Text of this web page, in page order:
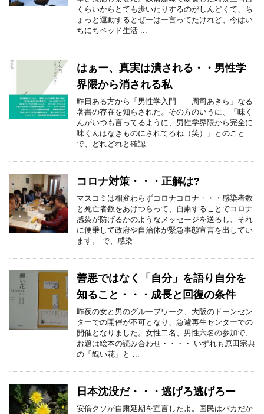
くらいからとても歩いたりするのがしんどくて、ち
ょっと運動するとぜーはー言ってたけれど、今はい
ちにちベッド生活 ...
はぁー、真実は潰される・・男性学
界隈から消される私
昨日ある方から「男性学入門 周司あきら」なる
著書の存在を知らされた。その方のいうに、「味く
んがいつも言ってるように、男性学界隈から完全に
味くんはなきものにされてるね（笑）」とのこと
で、どれどれと確認 ...
コロナ対策・・・正解は?
マスコミは相変わらずコロナコロナ・・・感染者数
と死亡者数をあげつらって、自粛することでコロナ
感染が防げるかのようなメッセージを送るし、それ
に便乗して政府や自治体が緊急事態宣言を出してい
ます。 で、感染 ...
善悪ではなく「自分」を語り自分を
知ること・・・成長と回復の条件
昨夜の女と男のグループワーク、大阪のドーンセン
ターでの開催が不可となり、急遽再生センターでの
開催となりました。女性二名、男性六名の参加で、
お題は絵本の読み合わせ・・・・ いずれも原田宗典
の「醜い花」と ...
日本沈没だ・・・逃げろ逃げろー
安倍クソが自粛延期を宣言したよ。国民はバカだか